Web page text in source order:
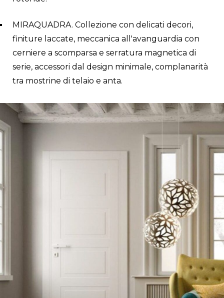
MIRAQUADRA. Collezione con delicati decori,
finiture laccate, meccanica all'avanguardia con
cerniere a scomparsa e serratura magnetica di
serie, accessori dal design minimale, complanarità
tra mostrine di telaio e anta.